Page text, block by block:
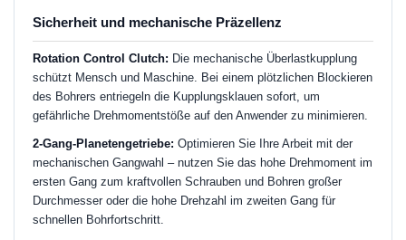
Sicherheit und mechanische Präzellenz
Rotation Control Clutch: Die mechanische Überlastkupplung
schützt Mensch und Maschine. Bei einem plötzlichen Blockieren
des Bohrers entriegeln die Kupplungsklauen sofort, um
gefährliche Drehmomentstöße auf den Anwender zu minimieren.
2-Gang-Planetengetriebe: Optimieren Sie Ihre Arbeit mit der
mechanischen Gangwahl – nutzen Sie das hohe Drehmoment im
ersten Gang zum kraftvollen Schrauben und Bohren großer
Durchmesser oder die hohe Drehzahl im zweiten Gang für
schnellen Bohrfortschritt.